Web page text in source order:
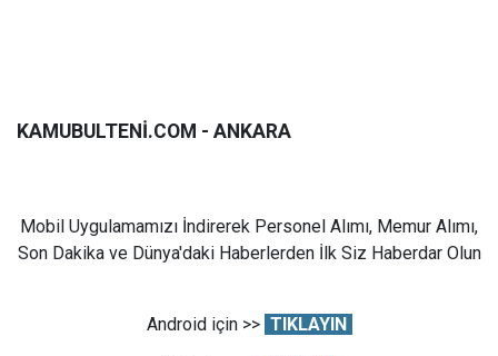
KAMUBULTENİ.COM - ANKARA
Mobil Uygulamamızı İndirerek Personel Alımı, Memur Alımı,
Son Dakika ve Dünya'daki Haberlerden İlk Siz Haberdar Olun
Android için >> TIKLAYIN